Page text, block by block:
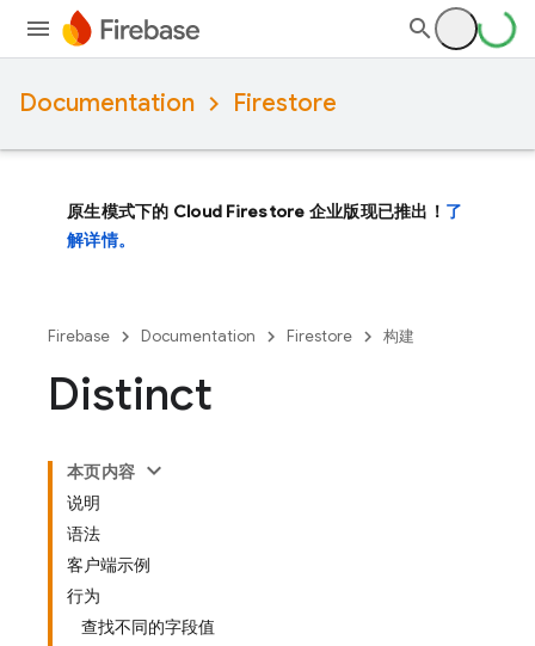
Documentation Firestore
原生模式下的 Cloud Firestore 企业版现已推出！ 了
解详情。
Firebase Documentation Firestore 构建
Distinct
本页内容
说明
语法
客户端示例
行为
查找不同的字段值